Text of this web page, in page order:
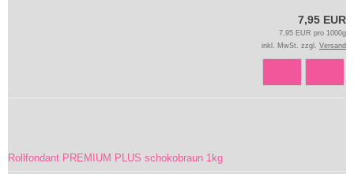
7,95 EUR
7,95 EUR pro 1000g
inkl. MwSt. zzgl. Versand
Rollfondant PREMIUM PLUS schokobraun 1kg